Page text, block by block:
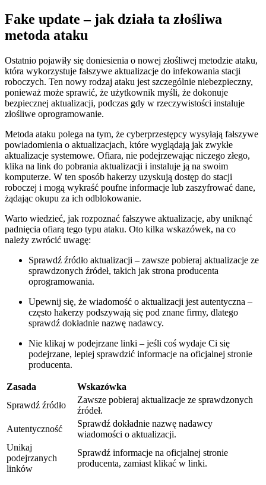
Fake update – jak działa ta⁢ złośliwa
metoda ataku
Ostatnio pojawiły się doniesienia o ‌nowej złośliwej metodzie ataku,
⁤która​ wykorzystuje fałszywe aktualizacje do infekowania stacji
roboczych.⁤ Ten nowy​ rodzaj ataku jest ‌szczególnie niebezpieczny,
ponieważ może sprawić, że użytkownik myśli,⁤ że dokonuje
bezpiecznej aktualizacji, podczas gdy w rzeczywistości instaluje
złośliwe oprogramowanie.
Metoda ataku polega ⁤na tym, że cyberprzestępcy ⁣wysyłają fałszywe
powiadomienia o aktualizacjach, które wyglądają jak⁤ zwykłe
aktualizacje systemowe. Ofiara, nie podejrzewając niczego złego,
klika‌ na link do ⁣pobrania aktualizacji i instaluje ją na swoim
komputerze. W ten sposób hakerzy uzyskują dostęp do stacji
⁤roboczej i mogą wykraść poufne informacje lub zaszyfrować⁢ dane,
żądając okupu za ich odblokowanie.
Warto wiedzieć, jak rozpoznać fałszywe aktualizacje, aby⁢ uniknąć⁣
padnięcia ofiarą tego typu ataku. Oto kilka wskazówek, na co
należy zwrócić uwagę:
Sprawdź ⁣źródło‍ aktualizacji – zawsze pobieraj aktualizacje ze
sprawdzonych źródeł, takich jak‍ strona producenta
oprogramowania.
Upewnij​ się, że wiadomość o ⁢aktualizacji jest autentyczna –
często ‌hakerzy podszywają się pod znane⁣ firmy, dlatego
sprawdź‍ dokładnie nazwę nadawcy.
Nie klikaj w podejrzane linki – jeśli coś wydaje Ci się​
podejrzane, ⁢lepiej sprawdzić informacje ⁢na⁣ oficjalnej stronie
producenta.
Zasada
Wskazówka
Sprawdź źródło
Zawsze pobieraj aktualizacje ze ⁢sprawdzonych
źródeł.
Autentyczność
Sprawdź ‌dokładnie nazwę nadawcy
wiadomości o ⁢aktualizacji.
Unikaj
podejrzanych
linków
Sprawdź informacje na oficjalnej stronie
producenta, zamiast klikać w linki.